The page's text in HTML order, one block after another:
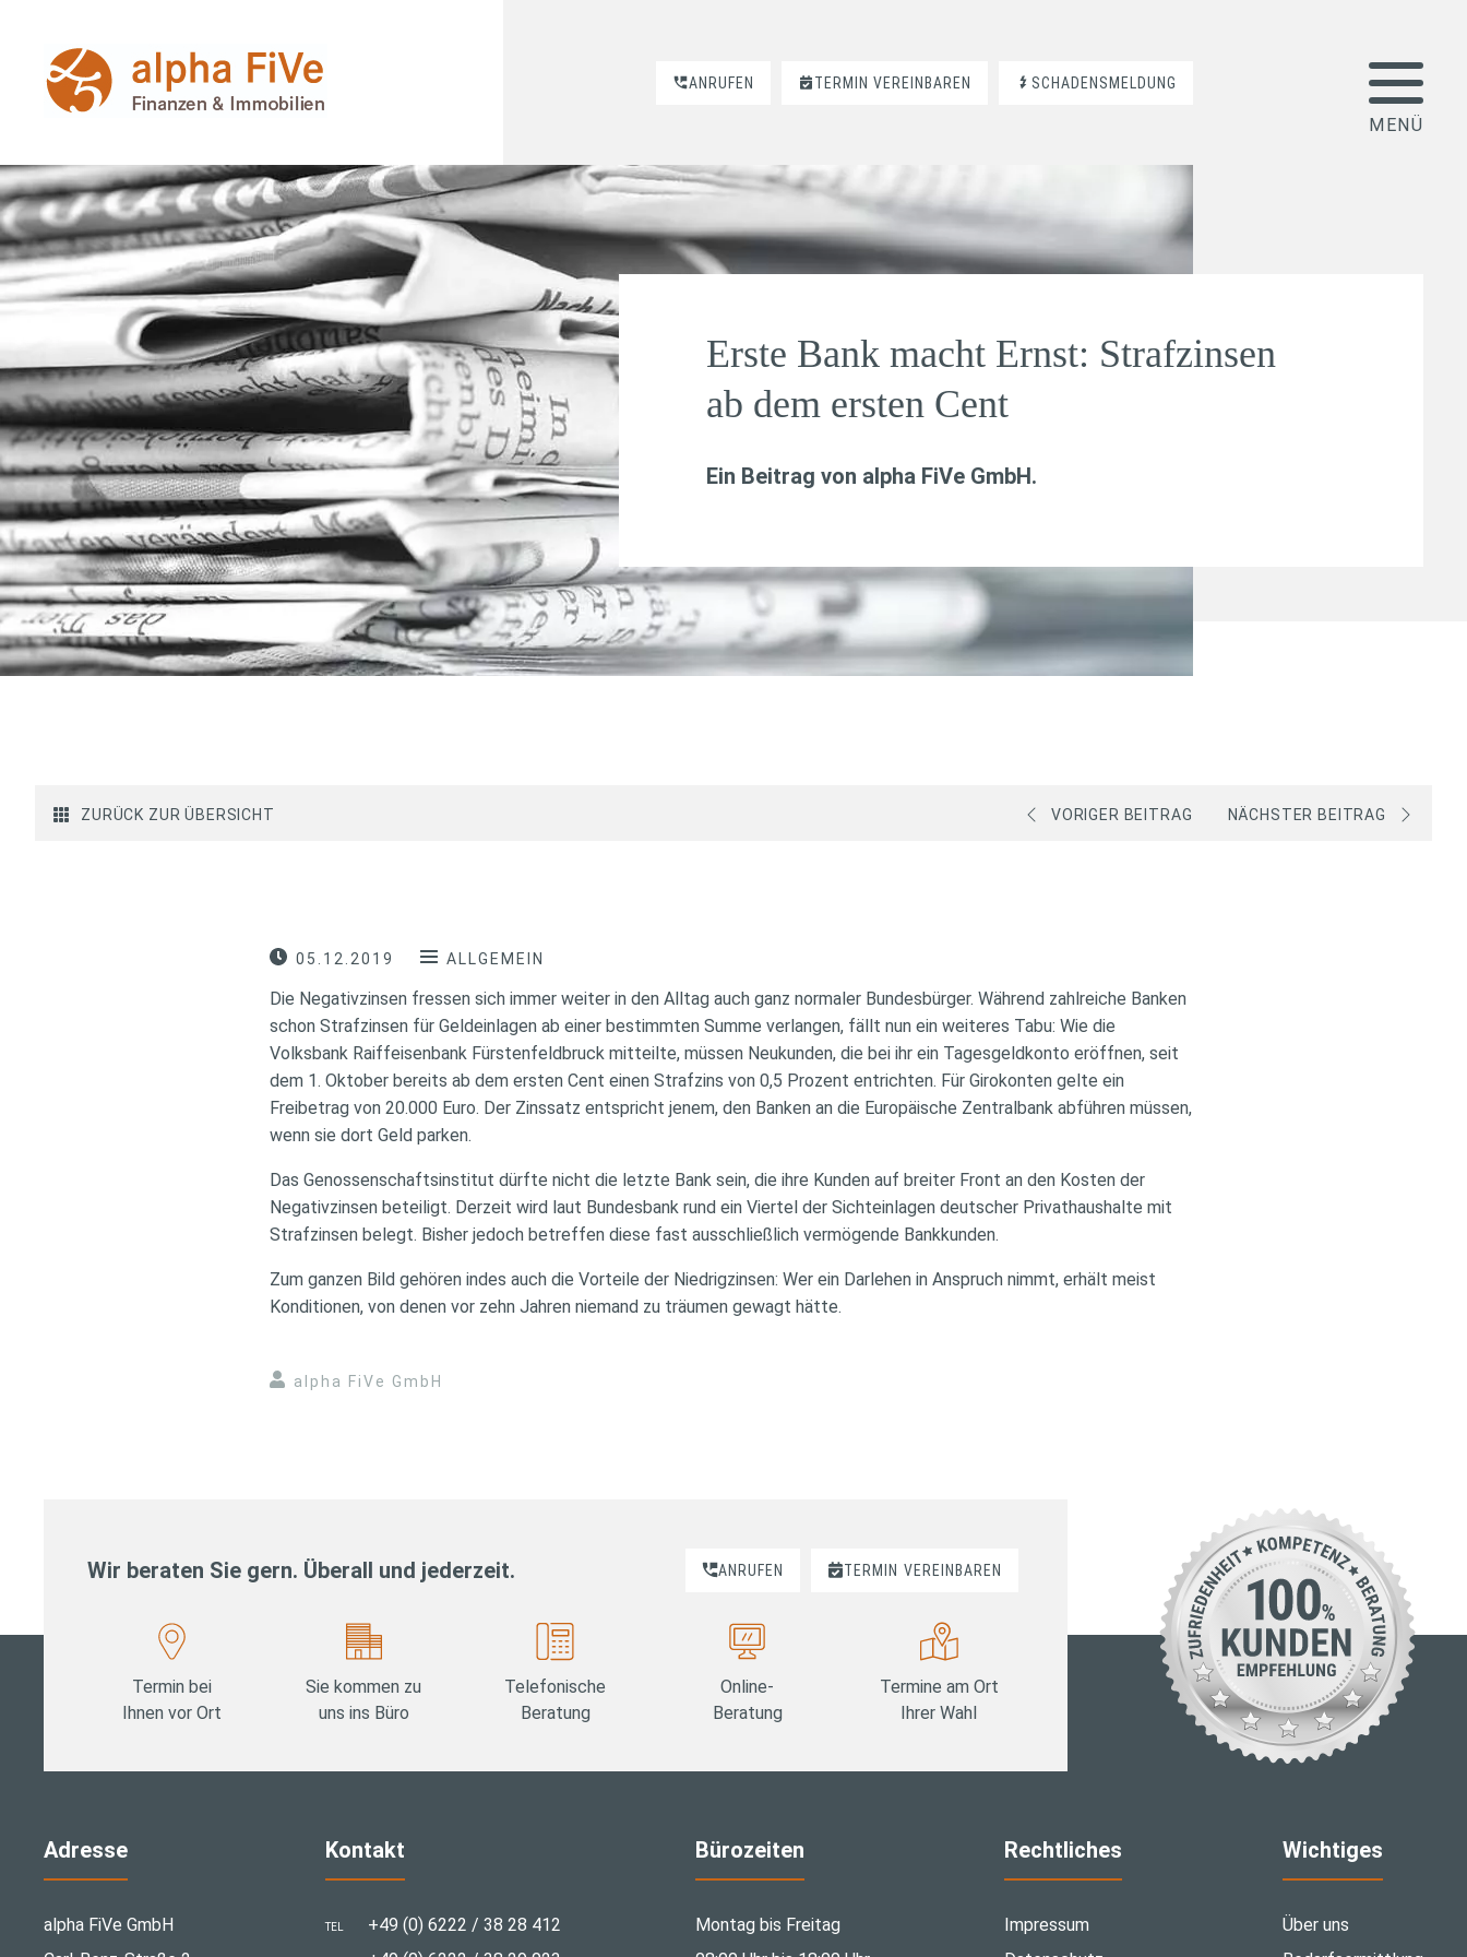
ANRUFEN TERMIN VEREINBAREN SCHADENSMELDUNG
Erste Bank macht Ernst: Strafzinsen
ab dem ersten Cent
Ein Beitrag von alpha FiVe GmbH.
ZURÜCK ZUR ÜBERSICHT VORIGER BEITRAG NÄCHSTER BEITRAG
05.12.2019 ALLGEMEIN
Die Negativzinsen fressen sich immer weiter in den Alltag auch ganz normaler Bundesbürger. Während zahlreiche Banken
schon Strafzinsen für Geldeinlagen ab einer bestimmten Summe verlangen, fällt nun ein weiteres Tabu: Wie die
Volksbank Raiffeisenbank Fürstenfeldbruck mitteilte, müssen Neukunden, die bei ihr ein Tagesgeldkonto eröffnen, seit
dem 1. Oktober bereits ab dem ersten Cent einen Strafzins von 0,5 Prozent entrichten. Für Girokonten gelte ein
Freibetrag von 20.000 Euro. Der Zinssatz entspricht jenem, den Banken an die Europäische Zentralbank abführen müssen,
wenn sie dort Geld parken.
Das Genossenschaftsinstitut dürfte nicht die letzte Bank sein, die ihre Kunden auf breiter Front an den Kosten der
Negativzinsen beteiligt. Derzeit wird laut Bundesbank rund ein Viertel der Sichteinlagen deutscher Privathaushalte mit
Strafzinsen belegt. Bisher jedoch betreffen diese fast ausschließlich vermögende Bankkunden.
Zum ganzen Bild gehören indes auch die Vorteile der Niedrigzinsen: Wer ein Darlehen in Anspruch nimmt, erhält meist
Konditionen, von denen vor zehn Jahren niemand zu träumen gewagt hätte.
alpha FiVe GmbH
Wir beraten Sie gern. Überall und jederzeit. ANRUFEN TERMIN VEREINBAREN
Termin bei
Ihnen vor Ort
Sie kommen zu
uns ins Büro
Telefonische
Beratung
Online-
Beratung
Termine am Ort
Ihrer Wahl
Adresse
alpha FiVe GmbH
Kontakt
TEL +49 (0) 6222 / 38 28 412
Bürozeiten
Montag bis Freitag
Rechtliches
Impressum
Wichtiges
Über uns